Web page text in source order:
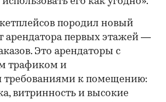
породил новый
арендатора первых этажей —
Это арендаторы с
трафиком и
требованиями к помещению:
витринность и высокие